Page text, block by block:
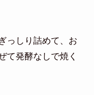
っしり詰めて、お
て発酵なしで焼く